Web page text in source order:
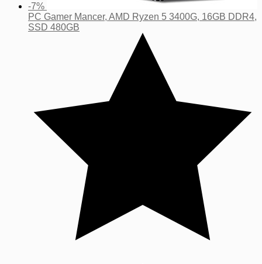
-7%
PC Gamer Mancer, AMD Ryzen 5 3400G, 16GB DDR4,
SSD 480GB